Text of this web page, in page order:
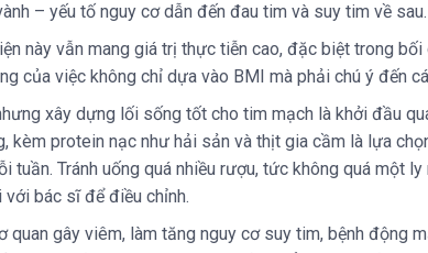
– yếu tố nguy cơ dẫn đến đau tim và suy tim về sau.
này vẫn mang giá trị thực tiễn cao, đặc biệt trong
của việc không chỉ dựa vào BMI mà phải chú ý đến
xây dựng lối sống tốt cho tim mạch là khởi đầu
kèm protein nạc như hải sản và thịt gia cầm là lựa
Tránh uống quá nhiều rượu, tức không quá một
bác sĩ để điều chỉnh.
gây viêm, làm tăng nguy cơ suy tim, bệnh động